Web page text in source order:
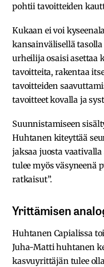
pohtii tavoitteiden
Kukaan ei voi
kansainvälisellä
urheilija osaisi asettaa
tavoitteita, rakentaa
tavoitteiden
tavoitteet kovalla ja
Suunnistamiseen
Huhtanen kiteyttää
jaksaa juosta
tulee myös väsyneenä
ratkaisut”.
Yrittämisen
Huhtanen Capialissa
Juha-Matti huhtanen
kasvuyrittäjän tulee